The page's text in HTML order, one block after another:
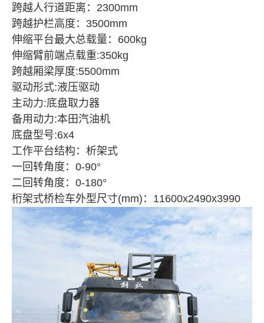
跨越人行道距离：2300mm
跨越护栏高度：3500mm
伸缩平台最大总载量：600kg
伸缩臂前端点载重:350kg
跨越厢梁厚度:5500mm
驱动形式:液压驱动
主动力:底盘取力器
备用动力:本田汽油机
底盘型号:6x4
工作平台结构：析架式
一回转角度：0-90°
二回转角度：0-180°
桁架式桥检车外型尺寸(mm)：11600x2490x3990